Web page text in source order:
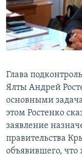
ПОБЕДИТЕЛЕЙ НЕ
ELIFBE
ПРИСОЕДИНЯЙТЕСЬ!
Все сайты RFE/
Глава
Ялты Андрей
основными
этом Ростенко
заявление
правительства
объявившего, что